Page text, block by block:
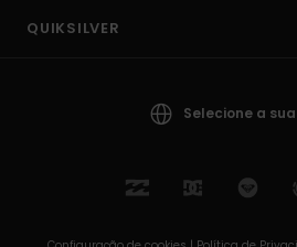
QUIKSILVER
Selecione a